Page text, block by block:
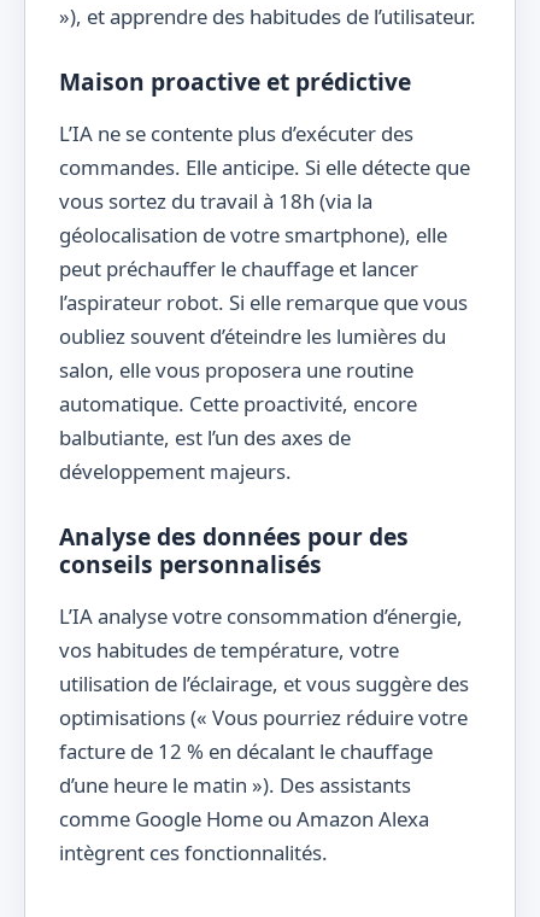
»), et apprendre des habitudes de l’utilisateur.
Maison proactive et prédictive
L’IA ne se contente plus d’exécuter des
commandes. Elle anticipe. Si elle détecte que
vous sortez du travail à 18h (via la
géolocalisation de votre smartphone), elle
peut préchauffer le chauffage et lancer
l’aspirateur robot. Si elle remarque que vous
oubliez souvent d’éteindre les lumières du
salon, elle vous proposera une routine
automatique. Cette proactivité, encore
balbutiante, est l’un des axes de
développement majeurs.
Analyse des données pour des
conseils personnalisés
L’IA analyse votre consommation d’énergie,
vos habitudes de température, votre
utilisation de l’éclairage, et vous suggère des
optimisations (« Vous pourriez réduire votre
facture de 12 % en décalant le chauffage
d’une heure le matin »). Des assistants
comme Google Home ou Amazon Alexa
intègrent ces fonctionnalités.